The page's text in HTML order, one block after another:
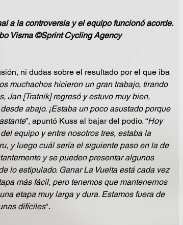
a la controversia y el equipo funcionó acorde.
Visma ©Sprint Cycling Agency
ni dudas sobre el resultado por el que iba
muchachos hicieron un gran trabajo, tirando
Jan [Tratnik] regresó y estuvo muy bien,
abajo. ¡Estaba un poco asustado porque
”, apuntó Kuss al bajar del podio. “Hoy
equipo y entre nosotros tres, estaba la
y luego cuál sería el siguiente paso en la de
y se pueden presentar algunos
lo estipulado. Ganar La Vuelta está cada vez
más fácil, pero tenemos que mantenernos
etapa muy larga y dura. Estamos fuera de
difíciles".